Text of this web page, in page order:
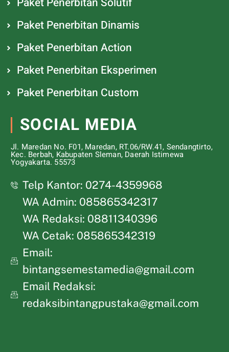
Paket Penerbitan Dinamis
Paket Penerbitan Action
Paket Penerbitan Eksperimen
Paket Penerbitan Custom
SOCIAL MEDIA
Jl. Maredan No. F01, Maredan, RT.06/RW.41, Sendangtirto,
Kec. Berbah, Kabupaten Sleman, Daerah Istimewa
Yogyakarta. 55573
Telp Kantor: 0274-4359968
WA Admin: 085865342317
WA Redaksi: 08811340396
WA Cetak: 085865342319
Email:
bintangsemestamedia@gmail.com
Email Redaksi:
redaksibintangpustaka@gmail.com